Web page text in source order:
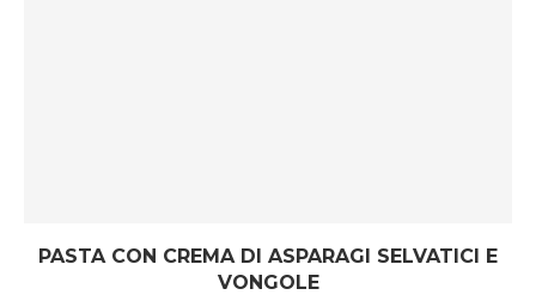
PASTA CON CREMA DI ASPARAGI SELVATICI E
VONGOLE